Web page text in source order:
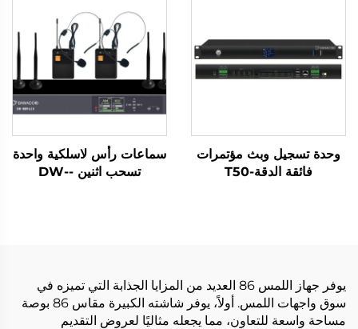
وحدة تسجيل وبث مؤتمرات
فائقة الدقة-T50
سماعات رأس لاسلكية واحدة
تسحب اثنين -DW-
يوفر جهاز اللمس 86 العديد من المزايا الجذابة التي تميزه في
سوق واجهات اللمس. أولاً، يوفر شاشته الكبيرة مقاس 86 بوصة
مساحة واسعة للتعاون، مما يجعله مثاليًا لعروض التقديم